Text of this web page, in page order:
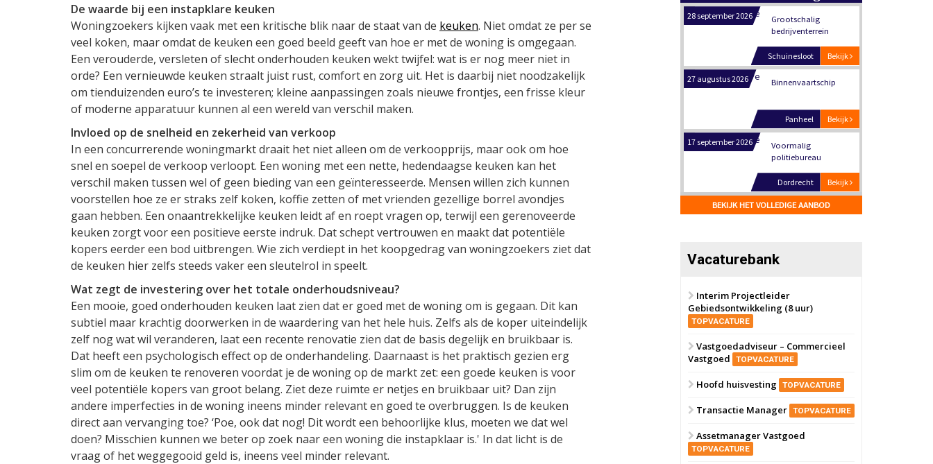
De waarde bij een instapklare keuken
Woningzoekers kijken vaak met een kritische blik naar de staat van de keuken. Niet omdat ze per se
veel koken, maar omdat de keuken een goed beeld geeft van hoe er met de woning is omgegaan.
Een verouderde, versleten of slecht onderhouden keuken wekt twijfel: wat is er nog meer niet in
orde? Een vernieuwde keuken straalt juist rust, comfort en zorg uit. Het is daarbij niet noodzakelijk
om tienduizenden euro’s te investeren; kleine aanpassingen zoals nieuwe frontjes, een frisse kleur
of moderne apparatuur kunnen al een wereld van verschil maken.
Invloed op de snelheid en zekerheid van verkoop
In een concurrerende woningmarkt draait het niet alleen om de verkoopprijs, maar ook om hoe
snel en soepel de verkoop verloopt. Een woning met een nette, hedendaagse keuken kan het
verschil maken tussen wel of geen bieding van een geïnteresseerde. Mensen willen zich kunnen
voorstellen hoe ze er straks zelf koken, koffie zetten of met vrienden gezellige borrel avondjes
gaan hebben. Een onaantrekkelijke keuken leidt af en roept vragen op, terwijl een gerenoveerde
keuken zorgt voor een positieve eerste indruk. Dat schept vertrouwen en maakt dat potentiële
kopers eerder een bod uitbrengen. Wie zich verdiept in het koopgedrag van woningzoekers ziet dat
de keuken hier zelfs steeds vaker een sleutelrol in speelt.
Wat zegt de investering over het totale onderhoudsniveau?
Een mooie, goed onderhouden keuken laat zien dat er goed met de woning om is gegaan. Dit kan
subtiel maar krachtig doorwerken in de waardering van het hele huis. Zelfs als de koper uiteindelijk
zelf nog wat wil veranderen, laat een recente renovatie zien dat de basis degelijk en bruikbaar is.
Dat heeft een psychologisch effect op de onderhandeling. Daarnaast is het praktisch gezien erg
slim om de keuken te renoveren voordat je de woning op de markt zet: een goede keuken is voor
veel potentiële kopers van groot belang. Ziet deze ruimte er netjes en bruikbaar uit? Dan zijn
andere imperfecties in de woning ineens minder relevant en goed te overbruggen. Is de keuken
direct aan vervanging toe? ‘Poe, ook dat nog! Dit wordt een behoorlijke klus, moeten we dat wel
doen? Misschien kunnen we beter op zoek naar een woning die instapklaar is.' In dat licht is de
vraag of het weggegooid geld is, ineens veel minder relevant.
27 augustus 2026 Binnenvaartschip
Bekijk
Panheel
17 september 2026
Voormalig
Bekijk
Dordrecht
17 september 2026
Voormalig
politiebureau
Bekijk
Hilversum
17 september 2026
Voormalig
Zwanenburg
6 oktober 2026
Oranje
28 september 2026
BEKIJK HET VOLLEDIGE AANBOD
Vacaturebank
Interim Projectleider
Gebiedsontwikkeling (8 uur)
TOPVACATURE
Vastgoedadviseur – Commercieel
Vastgoed
TOPVACATURE
Hoofd huisvesting TOPVACATURE
Transactie Manager TOPVACATURE
Assetmanager Vastgoed
TOPVACATURE